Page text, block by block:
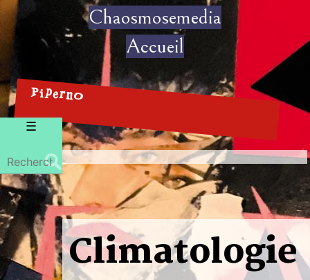
Chaosmosemedia
Accueil
☰Menu
Rechercher :
Piperno
Climatologie